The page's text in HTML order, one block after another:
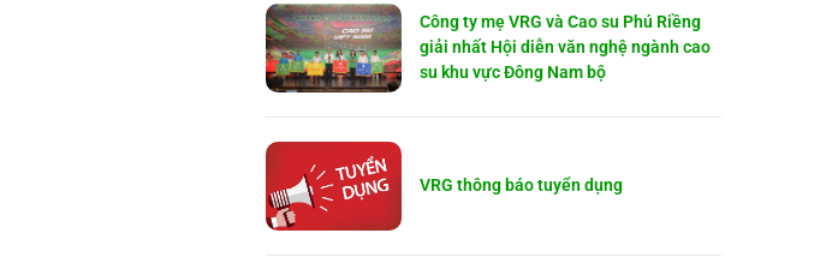
Công ty mẹ VRG và Cao su Phú Riềng
giải nhất Hội diễn văn nghệ ngành cao
su khu vực Đông Nam bộ
VRG thông báo tuyển dụng